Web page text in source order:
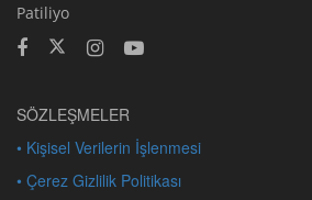
Patiliyo
SÖZLEŞMELER
• Kişisel Verilerin İşlenmesi
• Çerez Gizlilik Politikası